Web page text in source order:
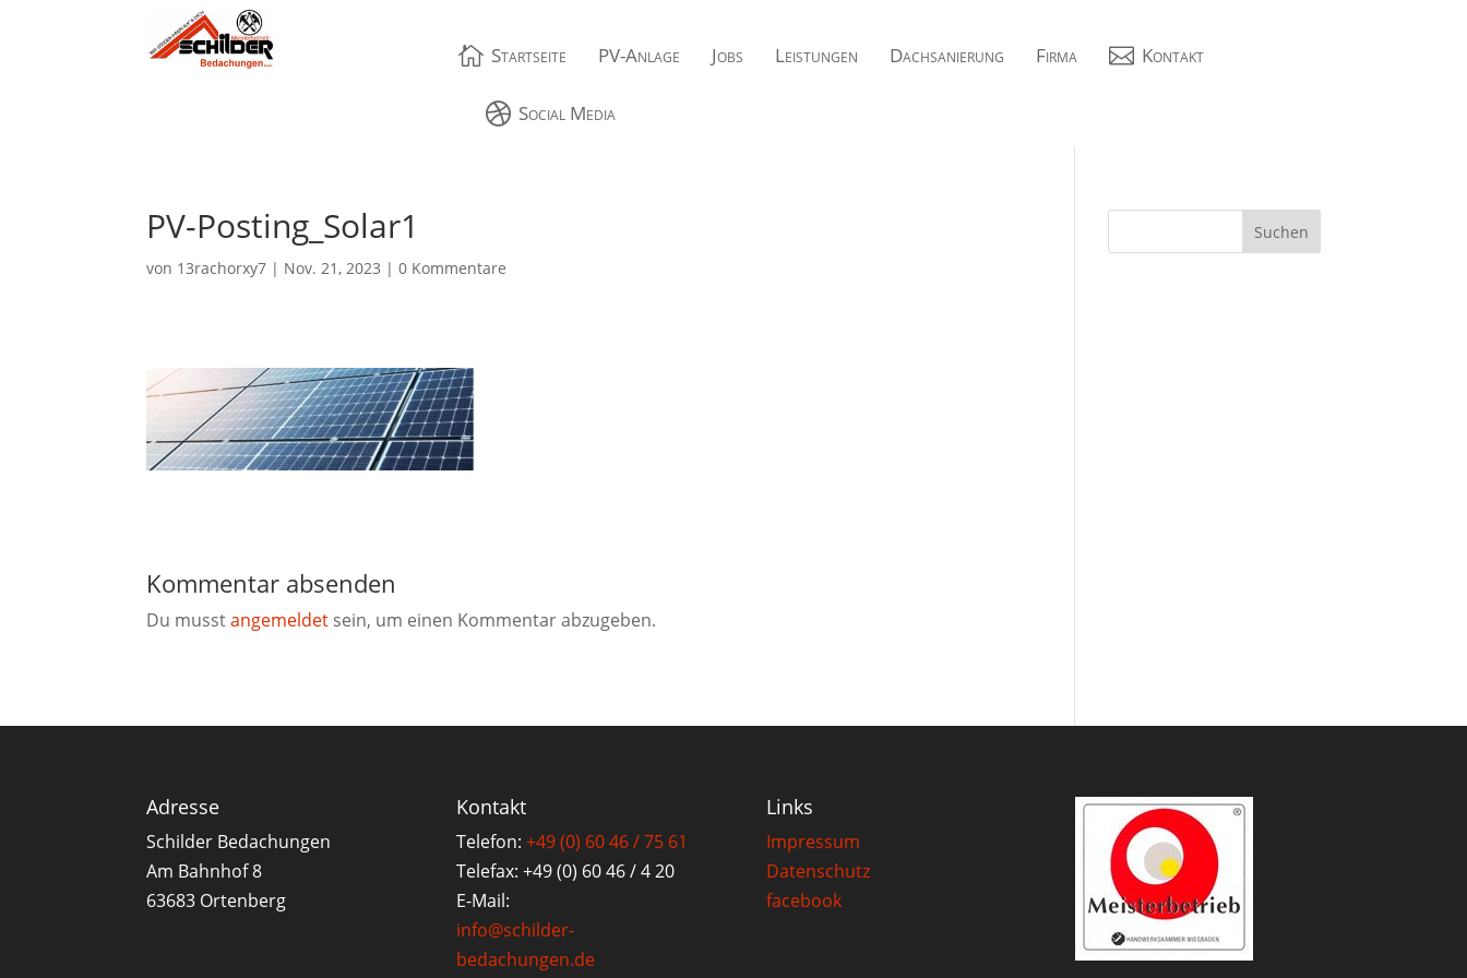
 Startseite PV-Anlage Jobs Leistungen Dachsanierung Firma  Kontakt
 Social Media
PV-Posting_Solar1
von 13rachorxy7 | Nov. 21, 2023 |0 Kommentare
Kommentar absenden
Du musstangemeldet sein, um einen Kommentar abzugeben.
Adresse
Schilder Bedachungen
Am Bahnhof 8
63683 Ortenberg
Kontakt
Telefon: +49 (0) 60 46 / 75 61
Telefax: +49 (0) 60 46 / 4 20
E-Mail:
info@schilder-
bedachungen.de
Links
Impressum
Datenschutz
facebook